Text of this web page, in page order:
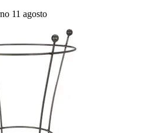
11 agosto